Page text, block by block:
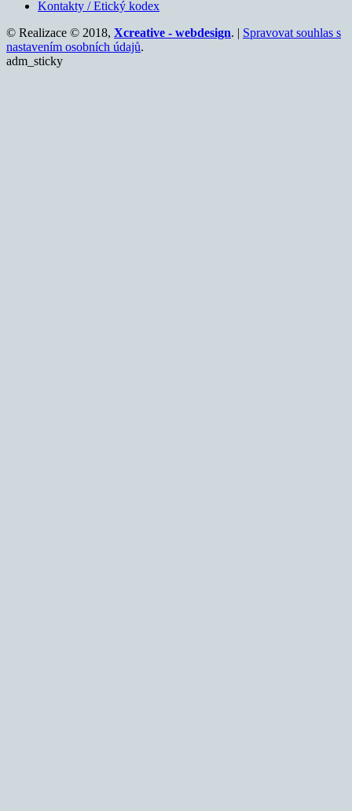
Kontakty / Etický kodex
© Realizace © 2018, Xcreative - webdesign. | Spravovat souhlas s
nastavením osobních údajů.
adm_sticky